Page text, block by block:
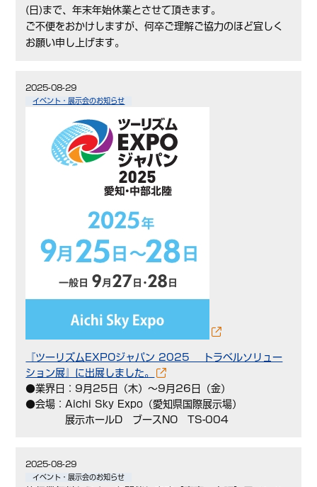
(日)まで、年末年始休業とさせて頂きます。
ご不便をおかけしますが、何卒ご理解ご協力のほど宜しく
お願い申し上げます。
2025-08-29
イベント・展示会のお知らせ
『ツーリズムEXPOジャパン 2025 トラベルソリュー
ション展』に出展しました。
●業界日：9月25日（木）～9月26日（金）
●会場：Aichi Sky Expo（愛知県国際展示場）
展示ホールD ブースNO TS-004
2025-08-29
イベント・展示会のお知らせ